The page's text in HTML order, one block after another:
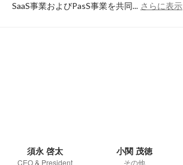
SaaS事業およびPasS事業を共同... さらに表示
須永 啓太
CEO & President
小関 茂徳
その他